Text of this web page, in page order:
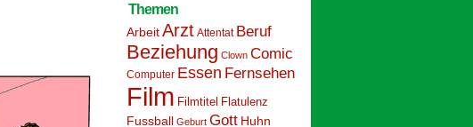
Themen
ArbeitArzt Attentat Beruf
Beziehung Clown Comic
Computer Essen Fernsehen
Film Filmtitel Flatulenz
Fussball Geburt Gott Huhn